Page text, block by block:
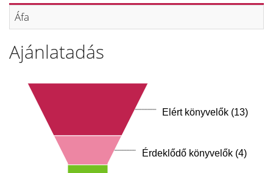
Áfa
Ajánlatadás
Elért könyvelők (13)
Érdeklődő könyvelők (4)